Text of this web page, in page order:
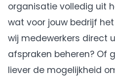
organisatie volledig uit
wat voor jouw bedrijf
wij medewerkers direct
afspraken beheren? Of
liever de mogelijkheid